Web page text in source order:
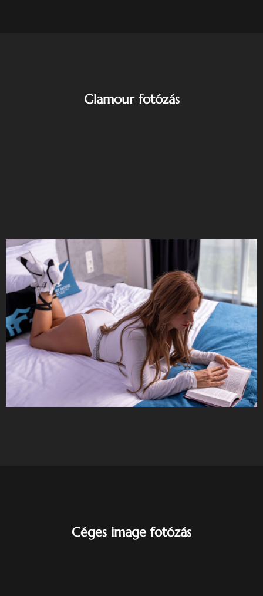
Glamour fotózás
Céges image fotózás